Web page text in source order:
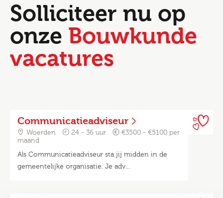
Solliciteer nu op
onze Bouwkunde
vacatures
Communicatieadviseur
Woerden 24 - 36 uur
€3500 - €5100 per
maand
Als Communicatieadviseur sta jij midden in de
gemeentelijke organisatie. Je adv…